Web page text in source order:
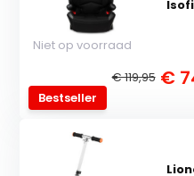
Bestseller
Niet op voorraad
€ 119,95 €